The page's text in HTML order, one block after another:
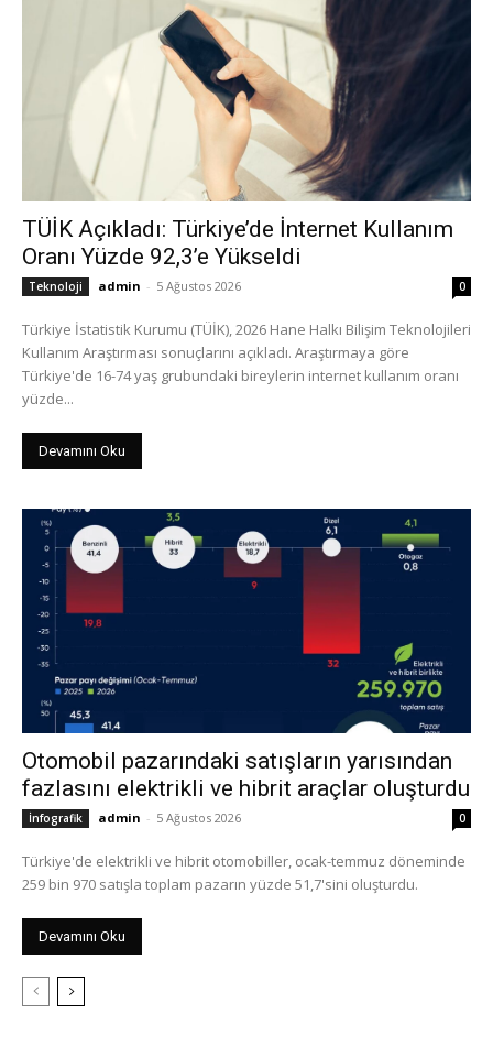
TÜİK Açıkladı: Türkiye’de İnternet Kullanım
Oranı Yüzde 92,3’e Yükseldi
Teknoloji admin - 5 Ağustos 2026 0
Türkiye İstatistik Kurumu (TÜİK), 2026 Hane Halkı Bilişim Teknolojileri
Kullanım Araştırması sonuçlarını açıkladı. Araştırmaya göre
Türkiye'de 16-74 yaş grubundaki bireylerin internet kullanım oranı
yüzde...
Devamını Oku
Otomobil pazarındaki satışların yarısından
fazlasını elektrikli ve hibrit araçlar oluşturdu
İnfografik admin - 5 Ağustos 2026 0
Türkiye'de elektrikli ve hibrit otomobiller, ocak-temmuz döneminde
259 bin 970 satışla toplam pazarın yüzde 51,7'sini oluşturdu.
Devamını Oku